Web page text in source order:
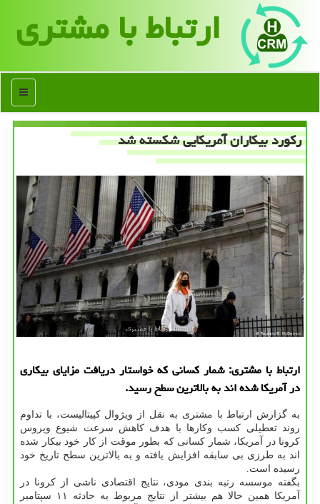
ارتباط با مشتری
منو
ركورد بیكاران آمریكایی شكسته شد
ارتباط با مشتری: شمار كسانی كه خواستار دریافت مزایای بیكاری
در آمریكا شده اند به بالاترین سطح رسید.
به گزارش ارتباط با مشتری به نقل از ویژوال كپیتالیست، با تداوم
روند تعطیلی كسب وكارها با هدف كاهش سرعت شیوع ویروس
كرونا در آمریكا، شمار كسانی كه بطور موقت از كار خود بیكار شده
اند به طرزی بی سابقه افزایش یافته و به بالاترین سطح تاریخ خود
رسیده است.
بگفته موسسه رتبه بندی مودی، نتایج اقتصادی ناشی از كرونا در
آمریكا همین حالا هم بیشتر از نتایج مربوط به حادثه ۱۱ سپتامبر